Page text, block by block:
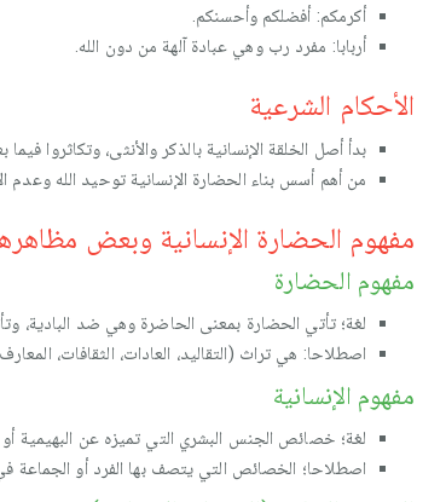
أكرمكم: أفضلكم وأحسنكم.
أربابا: مفرد رب وهي عبادة آلهة من دون الله.
الأحكام الشرعية
بدأ أصل الخلقة الإنسانية بالذكر والأنثى، وتكاثروا
من أهم أسس بناء الحضارة الإنسانية توحيد الله وعدم
مفهوم الحضارة الإنسانية وبعض
مفهوم الحضارة
لغة؛ تأتي الحضارة بمعنى الحاضرة وهي ضد البادية،
اصطلاحا: هي تراث (التقاليد، العادات، الثقافات،
مفهوم الإنسانية
لغة؛ خصائص الجنس البشري التي تميزه عن البهيمية أو
اصطلاحا؛ الخصائص التي يتصف بها الفرد أو الجماعة